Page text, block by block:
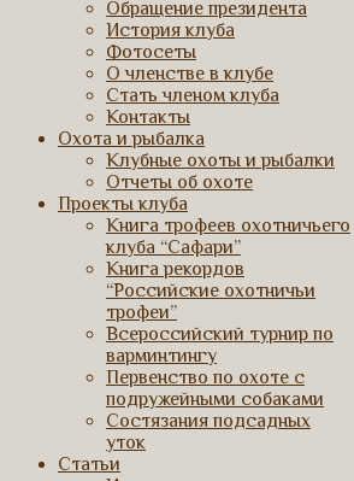
Обращение президента
История клуба
Фотосеты
О членстве в клубе
Стать членом клуба
Контакты
Охота и рыбалка
Клубные охоты и рыбалки
Отчеты об охоте
Проекты клуба
Книга трофеев охотничьего
клуба “Сафари”
Книга рекордов
“Российские охотничьи
трофеи”
Всероссийский турнир по
варминтингу
Первенство по охоте с
подружейными собаками
Состязания подсадных
уток
Статьи